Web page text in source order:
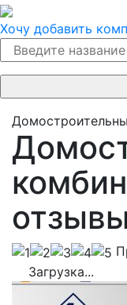
Хочу добавить
отзывы
Загрузка...